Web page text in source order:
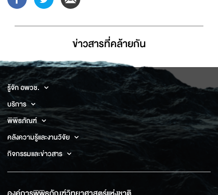
ข่าวสารที่่คล้ายกัน
รู้จัก อพวช.
บริการ
พิพิธภัณฑ์
คลังความรู้และงานวิจัย
กิจกรรมและข่าวสาร